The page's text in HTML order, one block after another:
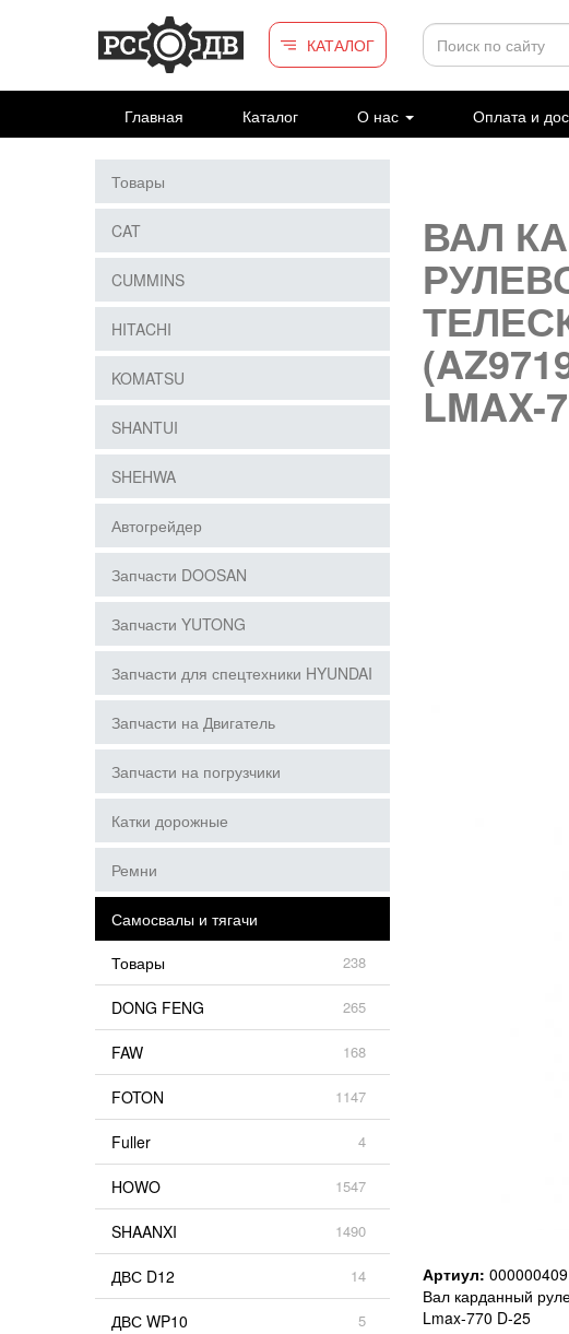
Перейти к основному содержанию
КАТАЛОГ
Главная Каталог О нас Оплата и
ВАЛ
LMAX-
Артиул: 000000409
Вал карданный
Lmax-770 D-25
Товары
CAT
CUMMINS
HITACHI
KOMATSU
SHANTUI
SHEHWA
Автогрейдер
Запчасти DOOSAN
Запчасти YUTONG
Запчасти для спецтехники HYUNDAI
Запчасти на Двигатель
Запчасти на погрузчики
Катки дорожные
Ремни
Самосвалы и тягачи
Товары
238
DONG FENG 265
FAW 168
FOTON 1147
Fuller 4
HOWO 1547
SHAANXI 1490
ДВС D12 14
ДВС WP10 5